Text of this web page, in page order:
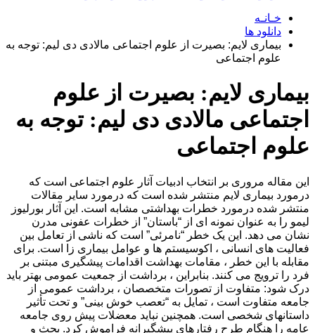
خـانـه
دانلود ها
بیماری لایم: بصیرت از علوم اجتماعی مالادی دی لیم: توجه به
علوم اجتماعی
بیماری لایم: بصیرت از علوم
اجتماعی مالادی دی لیم: توجه به
علوم اجتماعی
این مقاله مروری بر انتخاب ادبیات آثار علوم اجتماعی است که
درمورد بیماری لایم منتشر شده است که درمورد سایر مقالات
منتشر شده درمورد خطرات بهداشتی مشابه است. این آثار بورلیوز
لیمو را به عنوان نمونه ای از “باستان” از خطرات عفونی مدرن
نشان می دهد. این یک خطر “نامرئی” است که ناشی از تعامل بین
فعالیت های انسانی ، اکوسیستم ها و عوامل بیماری زا است. برای
مقابله با این خطر ، مقامات بهداشت اقدامات پیشگیری مبتنی بر
فرد را ترویج می کنند. بنابراین ، برداشت از جمعیت عمومی بهتر باید
درک شود: متفاوت از تصورات متخصصان ، برداشت عمومی از
جامعه متفاوت است ، تمایل به “تعصب خوش بینی” و تحت تأثیر
داستانهای شخصی است. همچنین نباید معضلات پیش روی جامعه
عامه را هنگام طرح رفتارهای پیشگیرانه فراموش کرد. بحث و